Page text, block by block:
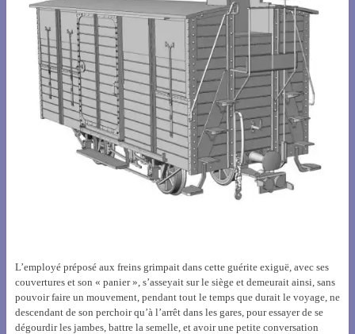
L’employé préposé aux freins grimpait dans cette guérite exiguë, avec ses
couvertures et son « panier », s’asseyait sur le siège et demeurait ainsi, sans
pouvoir faire un mouvement, pendant tout le temps que durait le voyage, ne
descendant de son perchoir qu’à l’arrêt dans les gares, pour essayer de se
dégourdir les jambes, battre la semelle, et avoir une petite conversation